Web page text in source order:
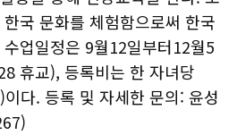
국 문화를 체험함으로써 한국
업일정은 9월12일부터12월5
휴교), 등록비는 한 자녀당
다. 등록 및 자세한 문의: 윤성